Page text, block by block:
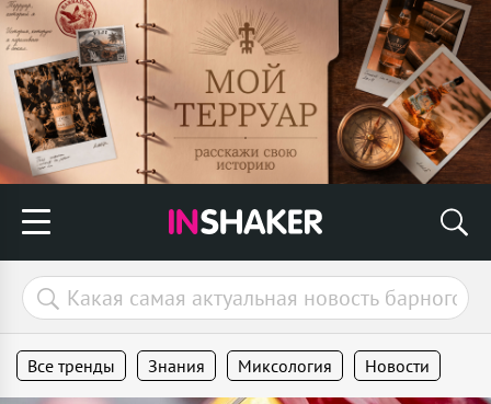
Все тренды Знания Миксология Новости